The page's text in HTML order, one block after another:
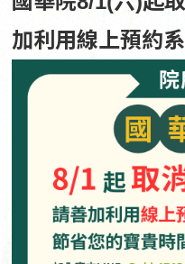
加利用線上預約